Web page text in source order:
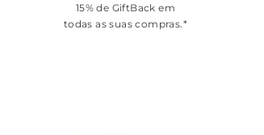
15% de GiftBack em
todas as suas compras.*